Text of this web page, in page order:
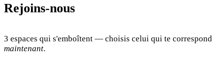
Rejoins-nous
3 espaces qui s'emboîtent — choisis celui qui te correspond
maintenant.